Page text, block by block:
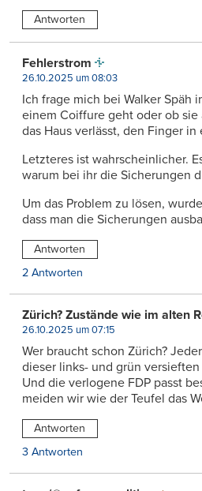
Antworten
Fehlerstrom
26.10.2025 um 08:03
Ich frage mich bei Walker Späh
einem Coiffure geht oder ob sie
das Haus verlässt, den Finger
Letzteres ist wahrscheinlicher.
warum bei ihr die Sicherungen
Um das Problem zu lösen,
dass man die Sicherungen
Antworten
2 Antworten
Zürich? Zustände wie im alten
26.10.2025 um 07:15
Wer braucht schon Zürich?
dieser links- und grün
Und die verlogene FDP passt
meiden wir wie der Teufel das
Antworten
3 Antworten